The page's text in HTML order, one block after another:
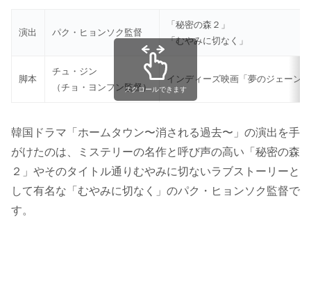
演出 パク・ヒョンソク監督
「秘密の森２」
「むやみに切なく」
脚本
チュ・ジン
（チョ・ヨンフン監督）
インディーズ映画「夢のジェーン
スクロールできます
韓国ドラマ「ホームタウン〜消される過去〜」の演出を手
がけたのは、ミステリーの名作と呼び声の高い「秘密の森
２」やそのタイトル通りむやみに切ないラブストーリーと
して有名な「むやみに切なく」のパク・ヒョンソク監督で
す。